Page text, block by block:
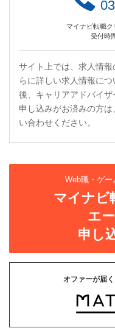
マイナビ転職
受付時
サイト上では、求人情
らに詳しい求人情報に
後、キャリアアドバイ
申し込みがお済みの方
い合わせください。
Web職・ゲ
マイナビ
エ
申し
オファーが届